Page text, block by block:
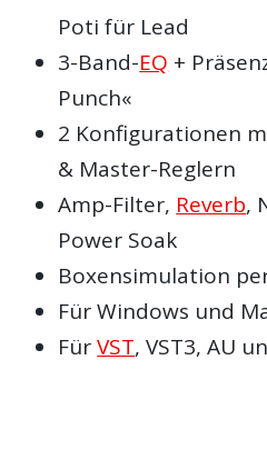
Poti für Lead
3-Band-EQ +
Punch«
2 Konfigurationen
& Master-Reglern
Amp-Filter, Reverb,
Power Soak
Boxensimulation
Für Windows und
FürVST, VST3, AU